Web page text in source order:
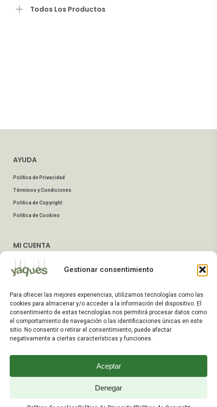
Gestionar consentimiento
Para ofrecer las mejores experiencias, utilizamos tecnologías como las
cookies para almacenar y/o acceder a la información del dispositivo. El
consentimiento de estas tecnologías nos permitirá procesar datos como
el comportamiento de navegación o las identificaciones únicas en este
sitio. No consentir o retirar el consentimiento, puede afectar
negativamente a ciertas características y funciones.
Aceptar
Denegar
Todos Los Productos
AYUDA
Política de Privacidad
Términos y Condiciones
Política de Copyright
Política de Cookies
MI CUENTA
Dirección de Envío
Preguntas Frecuentes
ATENCIÓN AL CLIENTE